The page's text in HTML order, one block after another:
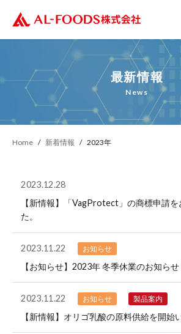
最新情報
News
Home 新着情報 2023年
2023.12.28
【新情報】「VagProtect」の商標申請を
た。
2023.11.22 お知らせ
【お知らせ】2023年 冬季休業のお知らせ
2023.11.22 お知らせ 製品案内
【新情報】オリゴ乳酸の原料供給を開始